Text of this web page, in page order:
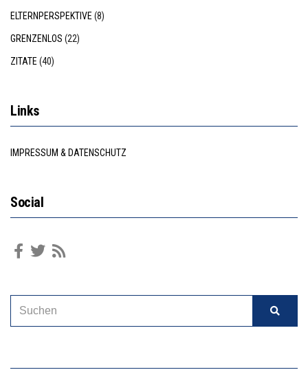
ELTERNPERSPEKTIVE (8)
GRENZENLOS (22)
ZITATE (40)
Links
IMPRESSUM & DATENSCHUTZ
Social